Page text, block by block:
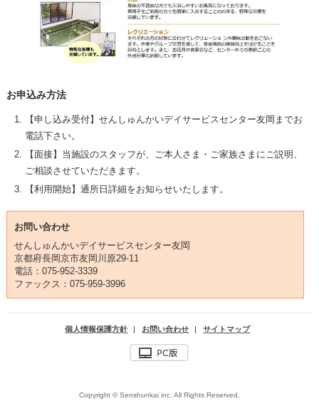
お申込み方法
【申し込み受付】せんしゅんかいデイサービスセンター友岡までお
電話下さい。
【面接】当施設のスタッフが、ご本人さま・ご家族さまにご説明、
ご相談させていただきます。
【利用開始】通所日詳細をお知らせいたします。
お問い合わせ
せんしゅんかいデイサービスセンター友岡
京都府長岡京市友岡川原29-11
電話：075-952-3339
ファックス：075-959-3996
個人情報保護方針 お問い合わせ サイトマップ
Copyright © Senshunkai inc. All Rights Reserved.